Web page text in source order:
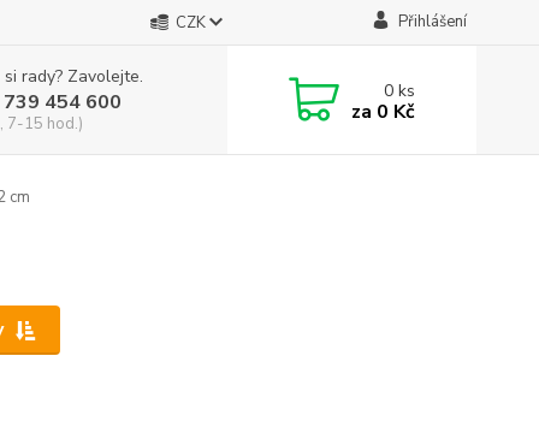
CZK Přihlášení
rady? Zavolejte.
454 600
7-15 hod.)
0ks
za 0 Kč
cm